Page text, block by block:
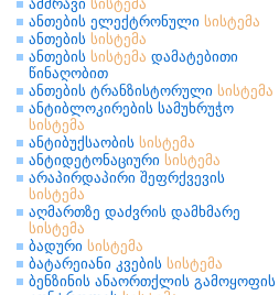
ამძრავი სისტემა
ანთების ელექტრონული სისტემა
ანთების სისტემა
ანთების სისტემა დამატებითი
წინაღობით
ანთების ტრანზისტორული სისტემა
ანტიბლოკირების სამუხრუჭო
სისტემა
ანტიბუქსაობის სისტემა
ანტიდეტონაციური სისტემა
არაპირდაპირი შეფრქვევის
სისტემა
აღმართზე დაძვრის დამხმარე
სისტემა
ბადური სისტემა
ბატარეიანი კვების სისტემა
ბენზინის ანაორთქლის გამოყოფის